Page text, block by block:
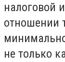
налоговой
отношении
не только